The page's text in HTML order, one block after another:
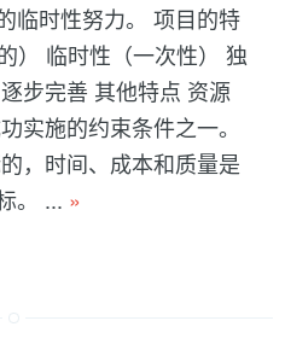
临时性努力。 项目的特
） 临时性（一次性） 独
步完善 其他特点 资源
实施的约束条件之一。
，时间、成本和质量是
。 ... »